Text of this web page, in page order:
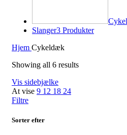
Slanger3 Produkter
Hjem Cykeldæk
Showing all 6 results
Vis sidebjælke
At vise 9 12 18 24
Filtre
Sorter efter